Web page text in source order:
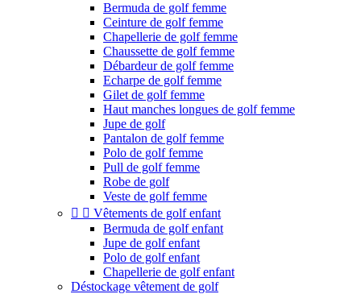
Bermuda de golf femme
Ceinture de golf femme
Chapellerie de golf femme
Chaussette de golf femme
Débardeur de golf femme
Echarpe de golf femme
Gilet de golf femme
Haut manches longues de golf femme
Jupe de golf
Pantalon de golf femme
Polo de golf femme
Pull de golf femme
Robe de golf
Veste de golf femme
  Vêtements de golf enfant
Bermuda de golf enfant
Jupe de golf enfant
Polo de golf enfant
Chapellerie de golf enfant
Déstockage vêtement de golf